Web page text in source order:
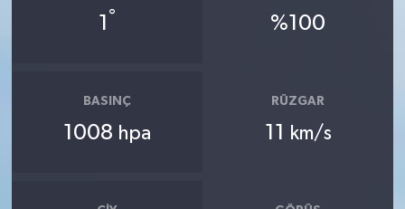
1 ° %100
BASINÇ
1008 hpa
RÜZGAR
11 km/s